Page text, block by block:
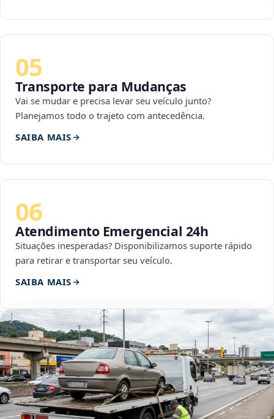
05
Transporte para Mudanças
Vai se mudar e precisa levar seu veículo junto?
Planejamos todo o trajeto com antecedência.
SAIBA MAIS
06
Atendimento Emergencial 24h
Situações inesperadas? Disponibilizamos suporte rápido
para retirar e transportar seu veículo.
SAIBA MAIS